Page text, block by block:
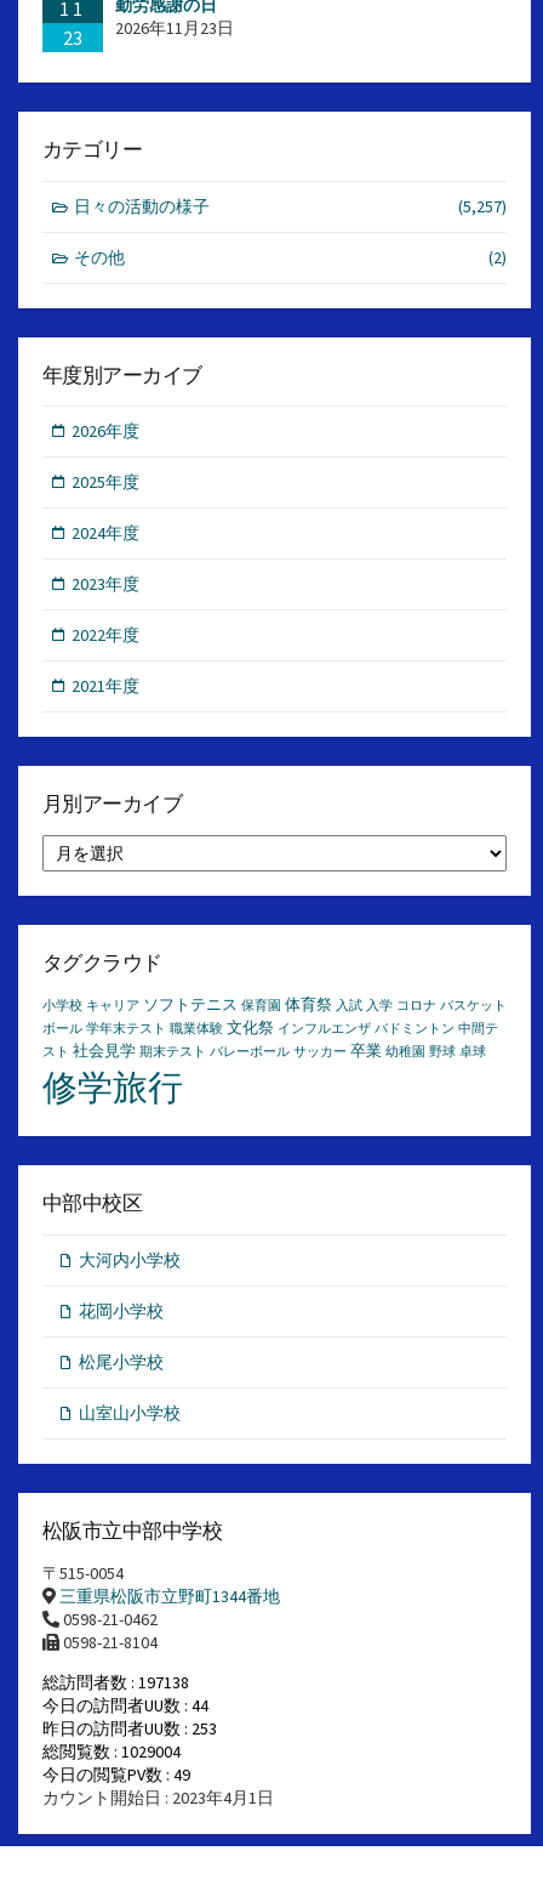
11
23
勤労感謝の日
2026年11月23日
カテゴリー
日々の活動の様子 (5,257)
その他 (2)
年度別アーカイブ
2026年度
2025年度
2024年度
2023年度
2022年度
2021年度
月別アーカイブ
別
ア
イ
タグクラウド
小学校 キャリア ソフトテニス 保育園 体育祭 入試 入学 コロナ バスケット
ボール 学年末テスト 職業体験 文化祭 インフルエンザ バドミントン 中間テ
スト 社会見学 期末テスト バレーボール サッカー 卒業 幼稚園 野球 卓球
修学旅行
中部中校区
大河内小学校
花岡小学校
松尾小学校
山室山小学校
松阪市立中部中学校
〒515-0054
三重県松阪市立野町1344番地
0598-21-0462
0598-21-8104
総訪問者数 : 197138
今日の訪問者UU数 : 44
昨日の訪問者UU数 : 253
総閲覧数 : 1029004
今日の閲覧PV数 : 49
カウント開始日 : 2023年4月1日